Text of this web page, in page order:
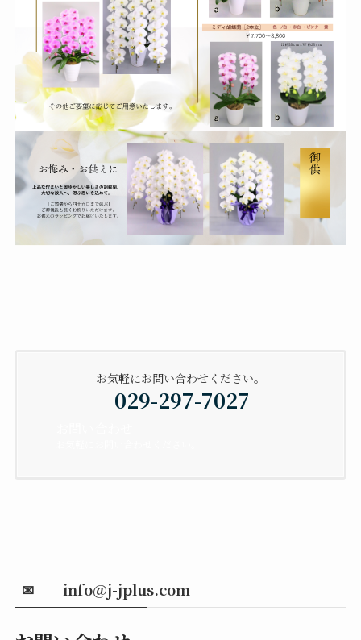
お気軽にお問い合わせください。
029-297-7027
✉ info@j-jplus.com